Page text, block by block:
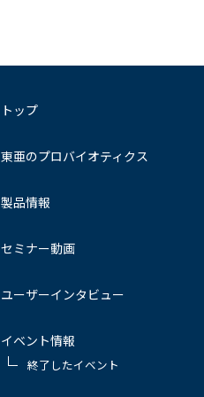
トップ
東亜のプロバイオティクス
製品情報
セミナー動画
ユーザーインタビュー
イベント情報
終了したイベント